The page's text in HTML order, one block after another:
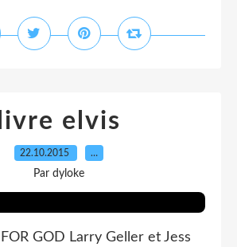
livre elvis
22.10.2015 …
Par dyloke
FOR GOD Larry Geller et Jess